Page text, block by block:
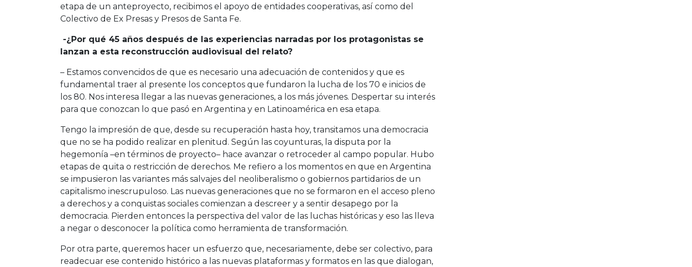
etapa de un anteproyecto, recibimos el apoyo de entidades cooperativas, así como del
Colectivo de Ex Presas y Presos de Santa Fe.
-¿Por qué 45 años después de las experiencias narradas por los protagonistas se
lanzan a esta reconstrucción audiovisual del relato?
– Estamos convencidos de que es necesario una adecuación de contenidos y que es
fundamental traer al presente los conceptos que fundaron la lucha de los 70 e inicios de
los 80. Nos interesa llegar a las nuevas generaciones, a los más jóvenes. Despertar su interés
para que conozcan lo que pasó en Argentina y en Latinoamérica en esa etapa.
Tengo la impresión de que, desde su recuperación hasta hoy, transitamos una democracia
que no se ha podido realizar en plenitud. Según las coyunturas, la disputa por la
hegemonía –en términos de proyecto– hace avanzar o retroceder al campo popular. Hubo
etapas de quita o restricción de derechos. Me refiero a los momentos en que en Argentina
se impusieron las variantes más salvajes del neoliberalismo o gobiernos partidarios de un
capitalismo inescrupuloso. Las nuevas generaciones que no se formaron en el acceso pleno
a derechos y a conquistas sociales comienzan a descreer y a sentir desapego por la
democracia. Pierden entonces la perspectiva del valor de las luchas históricas y eso las lleva
a negar o desconocer la política como herramienta de transformación.
Por otra parte, queremos hacer un esfuerzo que, necesariamente, debe ser colectivo, para
readecuar ese contenido histórico a las nuevas plataformas y formatos en las que dialogan,